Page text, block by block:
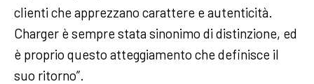
clienti che apprezzano carattere e autenticità.
Charger è sempre stata sinonimo di distinzione, ed
è proprio questo atteggiamento che definisce il
suo ritorno”.